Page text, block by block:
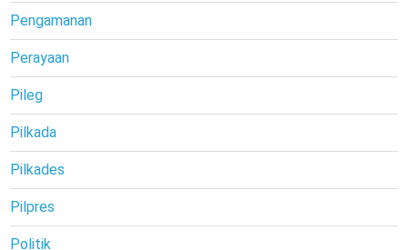
Pengamanan
Perayaan
Pileg
Pilkada
Pilkades
Pilpres
Politik